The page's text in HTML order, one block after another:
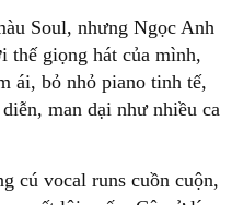
Soul, nhưng Ngọc Anh
thế giọng hát của mình,
ái, bỏ nhỏ piano tinh tế,
man dại như nhiều ca
cú vocal runs cuồn cuộn,